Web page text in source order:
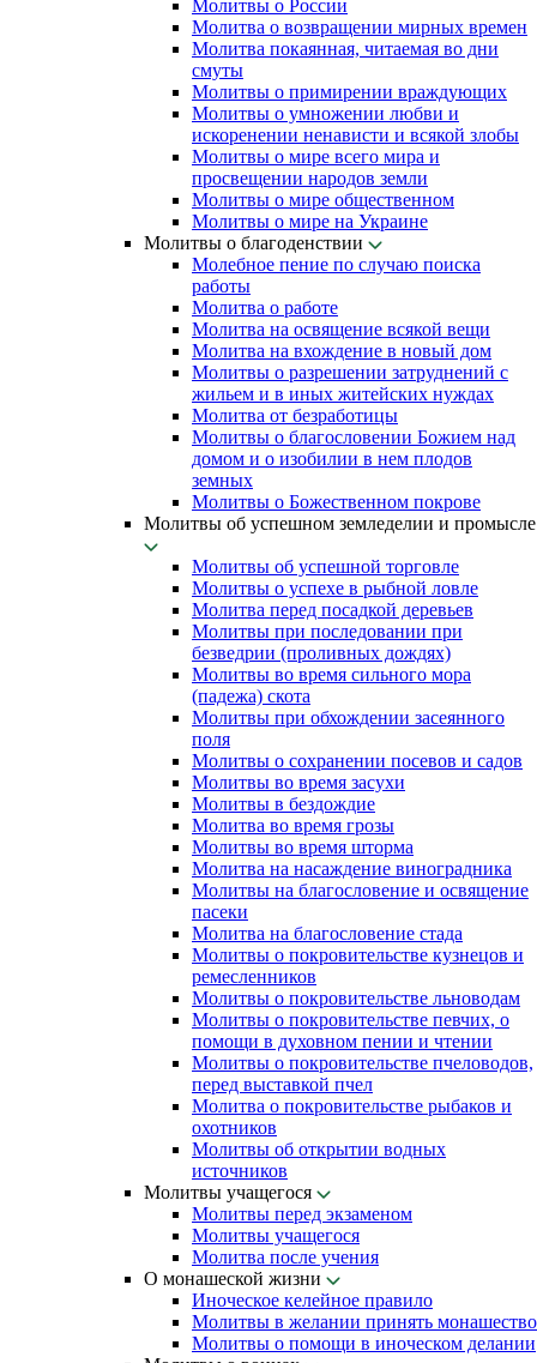
Молитвы о России
Молитва о возвращении мирных времен
Молитва покаянная, читаемая во дни
смуты
Молитвы о примирении враждующих
Молитвы о умножении любви и
искоренении ненависти и всякой злобы
Молитвы о мире всего мира и
просвещении народов земли
Молитвы о мире общественном
Молитвы о мире на Украине
Молитвы о благоденствии
Молебное пение по случаю поиска
работы
Молитва о работе
Молитва на освящение всякой вещи
Молитва на вхождение в новый дом
Молитвы о разрешении затруднений с
жильем и в иных житейских нуждах
Молитва от безработицы
Молитвы о благословении Божием над
домом и о изобилии в нем плодов
земных
Молитвы о Божественном покрове
Молитвы об успешном земледелии и промысле
Молитвы об успешной торговле
Молитвы о успехе в рыбной ловле
Молитва перед посадкой деревьев
Молитвы при последовании при
безведрии (проливных дождях)
Молитвы во время сильного мора
(падежа) скота
Молитвы при обхождении засеянного
поля
Молитвы о сохранении посевов и садов
Молитвы во время засухи
Молитвы в бездождие
Молитва во время грозы
Молитвы во время шторма
Молитва на насаждение виноградника
Молитвы на благословение и освящение
пасеки
Молитва на благословение стада
Молитвы о покровительстве кузнецов и
ремесленников
Молитвы о покровительстве льноводам
Молитвы о покровительстве певчих, о
помощи в духовном пении и чтении
Молитвы о покровительстве пчеловодов,
перед выставкой пчел
Молитва о покровительстве рыбаков и
охотников
Молитвы об открытии водных
источников
Молитвы учащегося
Молитвы перед экзаменом
Молитвы учащегося
Молитва после учения
О монашеской жизни
Иноческое келейное правило
Молитвы в желании принять монашество
Молитвы о помощи в иноческом делании